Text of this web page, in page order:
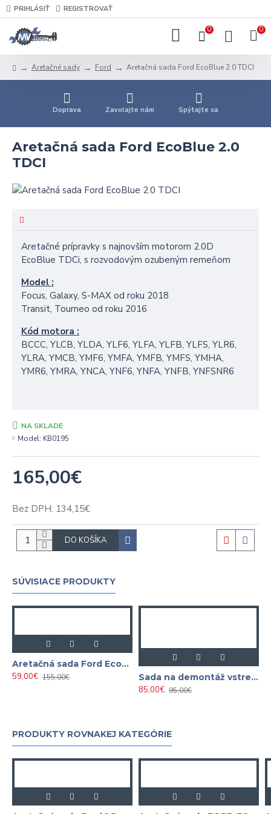
PRIHLÁSIŤ REGISTROVAŤ
0 0
Aretačné sady Ford Aretačná sada Ford EcoBlue 2.0 TDCI
Doprava Zavolajte nám Spýtajte sa
Aretačná sada Ford EcoBlue 2.0
TDCI
Aretačné prípravky s najnovším motorom 2.0D
EcoBlue TDCi, s rozvodovým ozubeným remeňom
Model :
Focus, Galaxy, S-MAX od roku 2018
Transit, Tourneo od roku 2016
Kód motora :
BCCC, YLCB, YLDA, YLF6, YLFA, YLFB, YLFS, YLR6,
YLRA, YMCB, YMF6, YMFA, YMFB, YMFS, YMHA,
YMR6, YMRA, YNCA, YNF6, YNFA, YNFB, YNFSNR6
165,00€
Bez DPH: 134,15€
NA SKLADE
Model: KB0195
DO KOŠÍKA
SÚVISIACE PRODUKTY
Aretačná sada Ford EcoBlue 2.0 TDCI
59,00€ 155,00€
Sada na demontáž vstrekovačov FORD EcoBlue 2.0 Diesel
85,00€ 95,00€
PRODUKTY ROVNAKEJ KATEGÓRIE